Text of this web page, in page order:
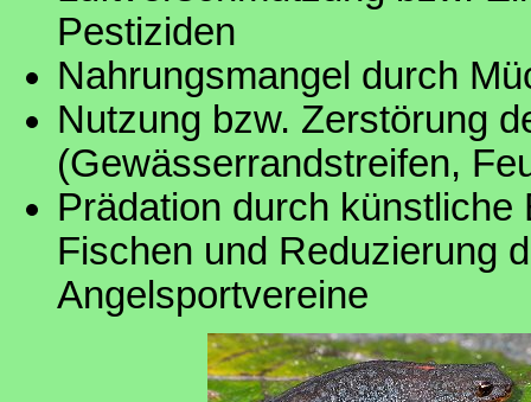
Pestiziden
Nahrungsmangel durch
Nutzung bzw. Zerstörung
(Gewässerrandstreifen,
Prädation durch
Fischen und Reduzierung
Angelsportvereine